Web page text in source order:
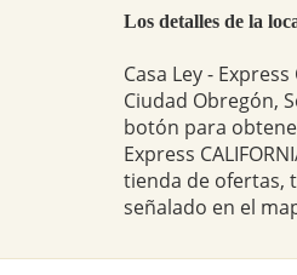
Los detalles de la
Casa Ley -
Ciudad Obregón,
botón para
Express
tienda de ofertas,
señalado en el